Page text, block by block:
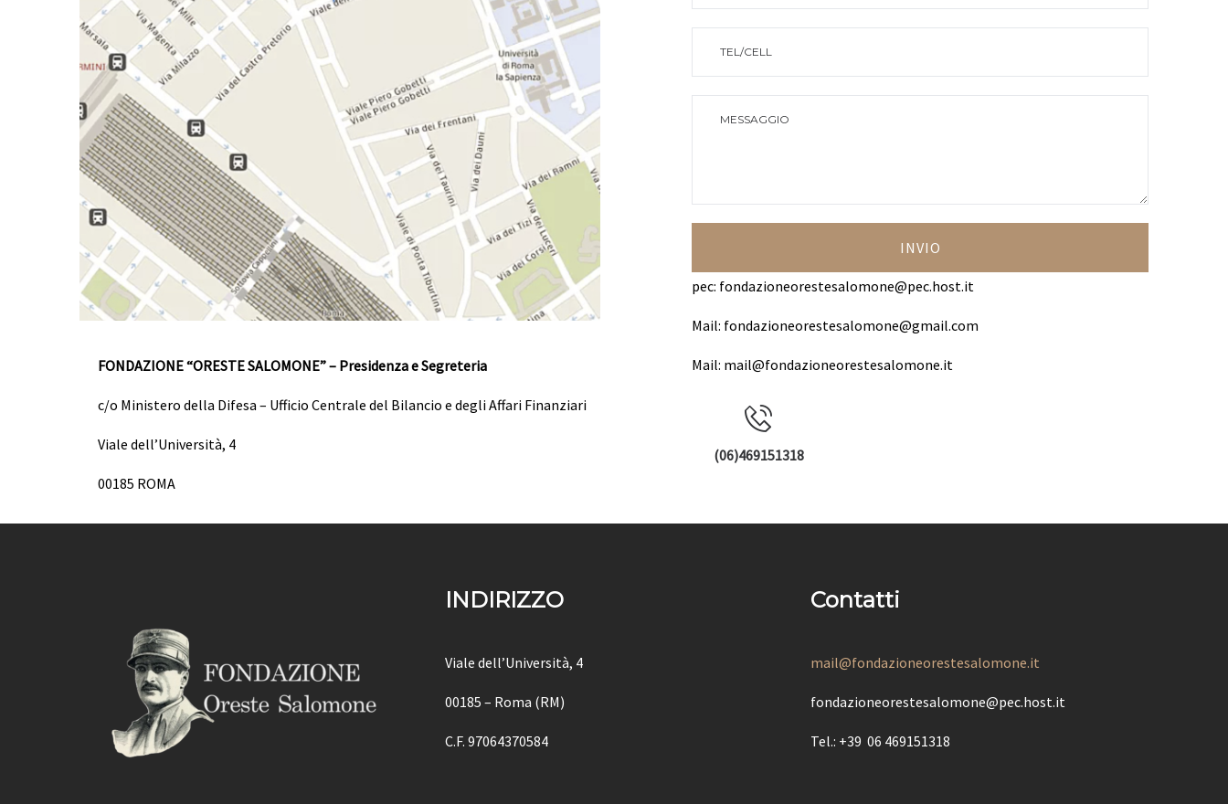
FONDAZIONE “ORESTE SALOMONE” – Presidenza e Segreteria
c/o Ministero della Difesa – Ufficio Centrale del Bilancio e degli Affari Finanziari
Viale dell’Università, 4
00185 ROMA
pec: fondazioneorestesalomone@pec.host.it
Mail: fondazioneorestesalomone@gmail.com
Mail: mail@fondazioneorestesalomone.it
(06)469151318
INDIRIZZO
Viale dell’Università, 4
00185 – Roma (RM)
C.F. 97064370584
Contatti
mail@fondazioneorestesalomone.it
fondazioneorestesalomone@pec.host.it
Tel.: +39 06 469151318